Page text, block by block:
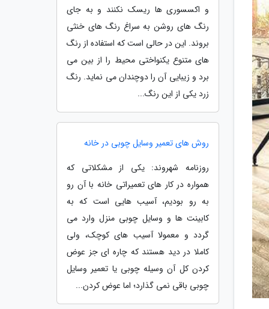
و اکسسوری ها ریسک نکنند و به جای
رنگ های روشن به سراغ رنگ های خنثی
بروند. این در حالی است که استفاده از رنگ
های متنوع یکنواختی محیط را از بین می
برد و زیبایی آن را دوچندان می نماید. رنگ
زرد یکی از این رنگ...
روش های تعمیر وسایل چوبی در خانه
روزنامه شهروند: یکی از مشکلاتی که
همواره در کار های تعمیراتی خانه با آن رو
به رو بودیم، آسیب هایی است که به
کابینت ها و وسایل چوبی منزل وارد می
گردد و معمولا آسیب های کوچک، ولی
کاملا در دید هستند که چاره ای جز عوض
کردن کل آن وسیله چوبی یا تعمیر وسایل
چوبی باقی نمی گذارد؛ اما عوض کردن...